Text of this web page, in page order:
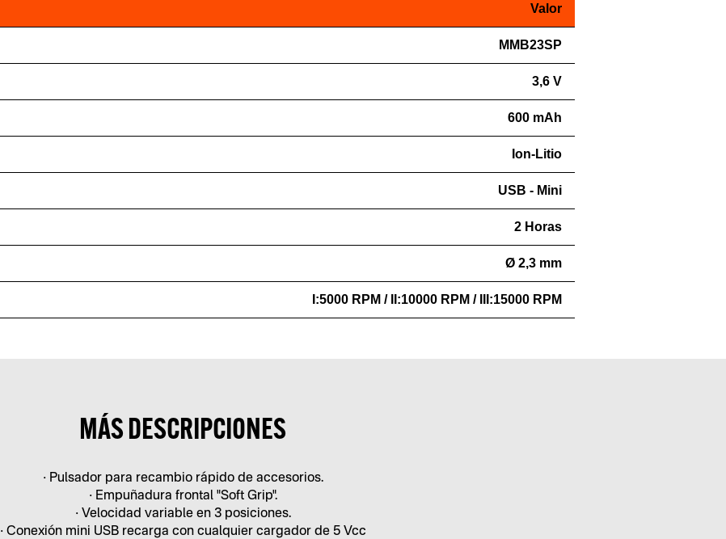
Valor
MMB23SP
3,6 V
600 mAh
Ion-Litio
USB - Mini
2 Horas
Ø 2,3 mm
I:5000 RPM / II:10000 RPM / III:15000 RPM
MÁS DESCRIPCIONES
• Pulsador para recambio rápido de accesorios.
• Empuñadura frontal "Soft Grip".
• Velocidad variable en 3 posiciones.
• Conexión mini USB recarga con cualquier cargador de 5 Vcc